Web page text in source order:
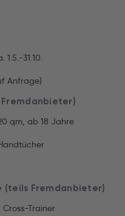
1.5.-31.10.
Anfrage)
qm, ab 18 Jahre
(teils Fremdanbieter)
Trainer